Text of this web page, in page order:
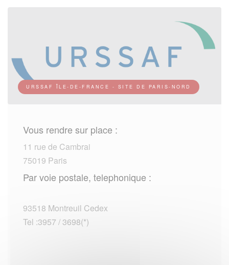
URSSAF ÎLE-DE-FRANCE - SITE DE PARIS-NORD
Vous rendre sur place :
11 rue de Cambrai
75019 Paris
Par voie postale, telephonique :
93518 Montreuil Cedex
Tel :3957 / 3698(*)